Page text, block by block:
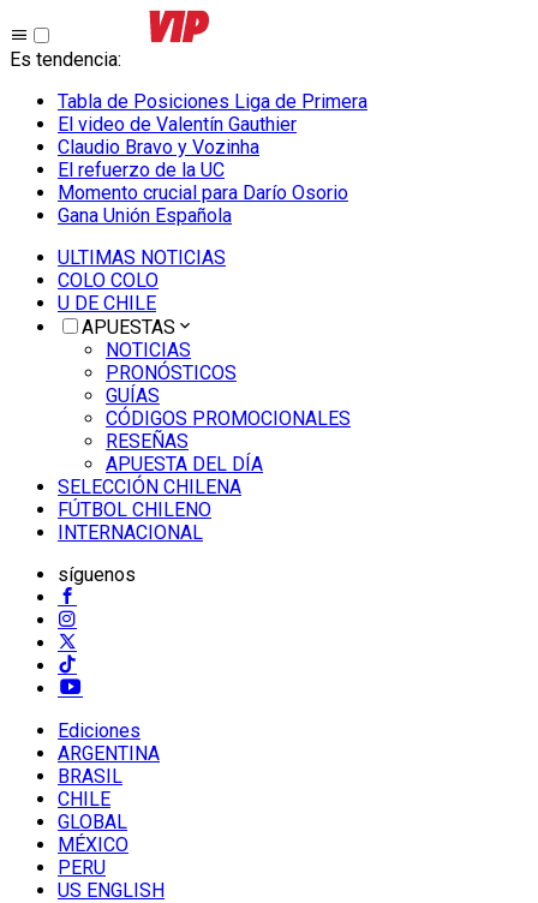
Es tendencia:
Tabla de Posiciones Liga de Primera
El video de Valentín Gauthier
Claudio Bravo y Vozinha
El refuerzo de la UC
Momento crucial para Darío Osorio
Gana Unión Española
ULTIMAS NOTICIAS
COLO COLO
U DE CHILE
APUESTAS
NOTICIAS
PRONÓSTICOS
GUÍAS
CÓDIGOS PROMOCIONALES
RESEÑAS
APUESTA DEL DÍA
SELECCIÓN CHILENA
FÚTBOL CHILENO
INTERNACIONAL
síguenos
Ediciones
ARGENTINA
BRASIL
CHILE
GLOBAL
MÉXICO
PERU
US ENGLISH